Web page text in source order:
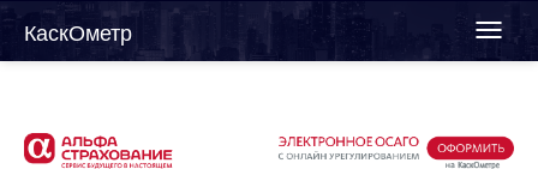
Toggle
КаскОметр